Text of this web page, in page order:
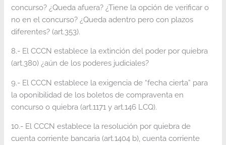
concurso? ¿Queda afuera? ¿Tiene la opción de verificar o
no en el concurso? ¿Queda adentro pero con plazos
diferentes? (art.353).
8.- El CCCN establece la extinción del poder por quiebra
(art.380) ¿aún de los poderes judiciales?
9.- El CCCN establece la exigencia de “fecha cierta” para
la oponibilidad de los boletos de compraventa en
concurso o quiebra (art.1171 y art.146 LCQ).
10.- El CCCN establece la resolución por quiebra de
cuenta corriente bancaria (art.1404 b), cuenta corriente